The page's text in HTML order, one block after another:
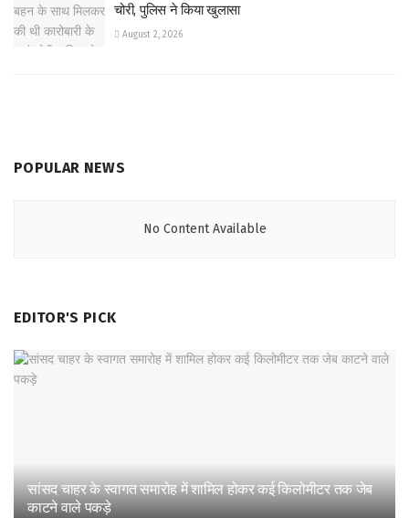
चोरी, पुलिस ने किया खुलासा
August 2, 2026
POPULAR NEWS
No Content Available
EDITOR'S PICK
सांसद चाहर के स्वागत समारोह में शामिल होकर कई किलोमीटर तक जेब
काटने वाले पकड़े